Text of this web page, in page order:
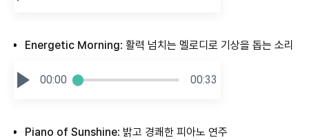
Energetic Morning: 활력 넘치는 멜로디로 기상을 돕는 소리
00:00 00:33
Piano of Sunshine: 밝고 경쾌한 피아노 연주